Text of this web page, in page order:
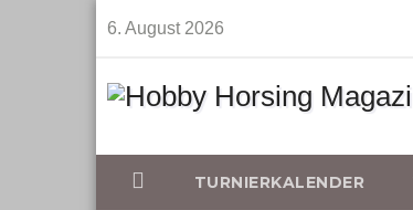
content
6. August 2026
TURNIERKALENDER